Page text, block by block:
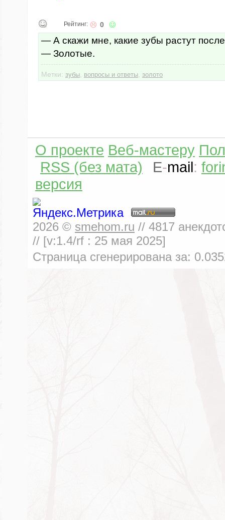
Рейтинг: 0
— А скажи мне, какие зубы растут
— Золотые.
Метки: зубы вопросы и ответы золото
О проекте Веб-мастеру
RSS (без мата)
E-mail:
версия
2026 © smehom.ru // 4817
// [v:1.4/rf : 25 мая 2025]
Страница сгенерирована за: